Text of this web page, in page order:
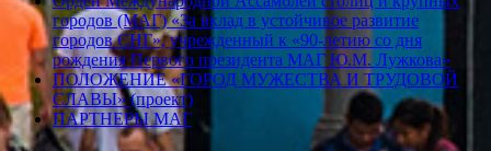
городов (МАГ) «За вклад в устойчивое развитие
городов СНГ», учрежденный к «90-летию со дня
рождения Первого президента МАГ Ю.М. Лужкова»
ПОЛОЖЕНИЕ «ГОРОД МУЖЕСТВА И ТРУДОВОЙ
СЛАВЫ» (проект)
ПАРТНЕРЫ МАГ